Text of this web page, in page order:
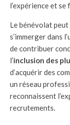
l’expérience et
Le bénévolat
s’immerger dans
de contribuer
l’inclusion des
d’acquérir des
un réseau
reconnaissent
recrutements.